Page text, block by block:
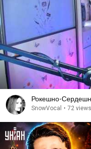
Рокешно-
SnowVocal • 72 views